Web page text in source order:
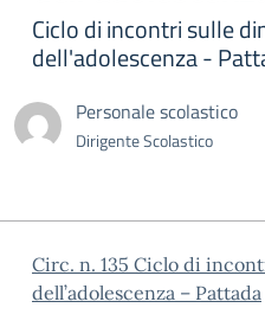
Ciclo di incontri sulle
dell'adolescenza -
Personale scolastico
Dirigente Scolastico
Circ. n. 135 Ciclo di
dell’adolescenza – Pattada